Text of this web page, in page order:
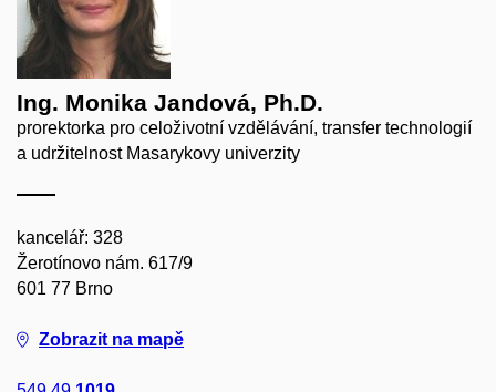
Ing. Monika Jandová, Ph.D.
prorektorka pro celoživotní vzdělávání, transfer technologií
a udržitelnost Masarykovy univerzity
kancelář: 328
Žerotínovo nám. 617/9
601 77 Brno
Zobrazit na mapě